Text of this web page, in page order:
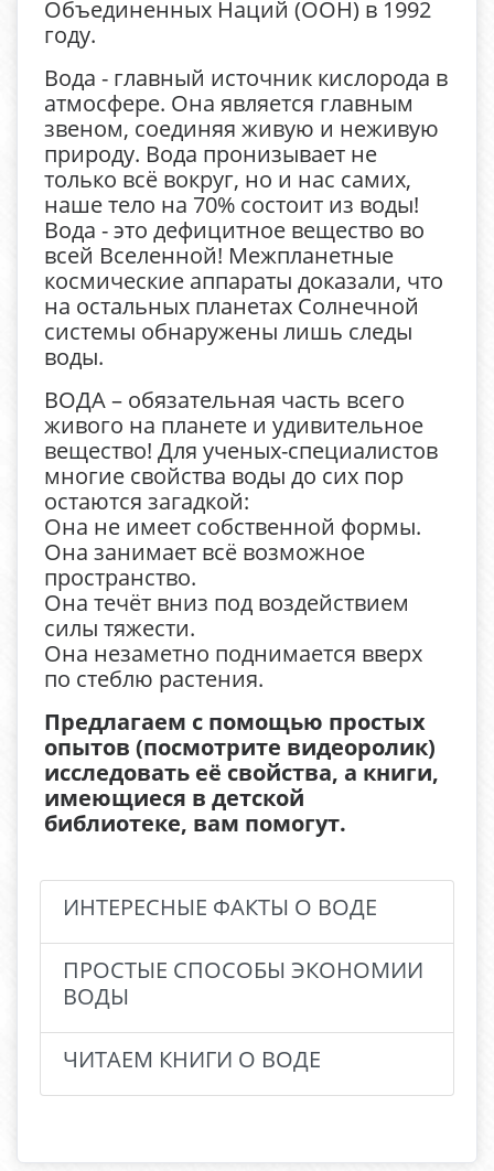
Объединенных Наций (ООН) в 1992
году.
Вода - главный источник кислорода в
атмосфере. Она является главным
звеном, соединяя живую и неживую
природу. Вода пронизывает не
только всё вокруг, но и нас самих,
наше тело на 70% состоит из воды!
Вода - это дефицитное вещество во
всей Вселенной! Межпланетные
космические аппараты доказали, что
на остальных планетах Солнечной
системы обнаружены лишь следы
воды.
ВОДА – обязательная часть всего
живого на планете и удивительное
вещество! Для ученых-специалистов
многие свойства воды до сих пор
остаются загадкой:
Она не имеет собственной формы.
Она занимает всё возможное
пространство.
Она течёт вниз под воздействием
силы тяжести.
Она незаметно поднимается вверх
по стеблю растения.
Предлагаем с помощью простых
опытов (посмотрите видеоролик)
исследовать её свойства, а книги,
имеющиеся в детской
библиотеке, вам помогут.
ИНТЕРЕСНЫЕ ФАКТЫ О ВОДЕ
ПРОСТЫЕ СПОСОБЫ ЭКОНОМИИ
ВОДЫ
ЧИТАЕМ КНИГИ О ВОДЕ